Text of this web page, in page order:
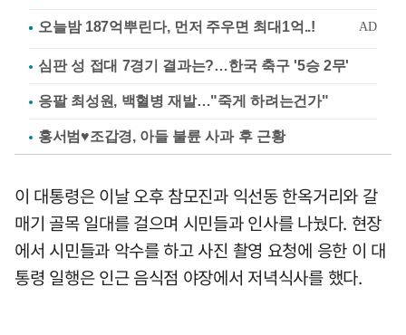
심판 성 접대 7경기 결과는?…한국 축구 '5승 2무'
응팔 최성원, 백혈병 재발…"죽게 하려는건가"
홍서범♥조갑경, 아들 불륜 사과 후 근황
이 대통령은 이날 오후 참모진과 익선동 한옥거리와 갈
매기 골목 일대를 걸으며 시민들과 인사를 나눴다. 현장
에서 시민들과 악수를 하고 사진 촬영 요청에 응한 이 대
통령 일행은 인근 음식점 야장에서 저녁식사를 했다.